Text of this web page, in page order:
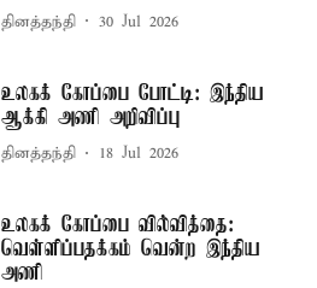
தினத்தந்தி 30 Jul 2026
உலகக் கோப்பை போட்டி: இந்திய
ஆக்கி அணி அறிவிப்பு
தினத்தந்தி 18 Jul 2026
உலகக் கோப்பை வில்வித்தை:
வெள்ளிப்பதக்கம் வென்ற இந்திய
அணி